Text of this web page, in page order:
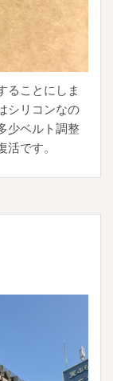
ることにしま
シリコンなの
少ベルト調整
です。